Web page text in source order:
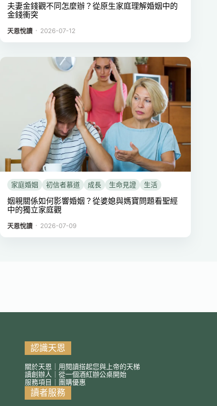
夫妻金錢觀不同怎麼辦？從原生家庭理解婚姻中的
金錢衝突
天恩悅讀 ． 2026-07-12
家庭婚姻 初信者慕道 成長 生命見證 生活
姻親關係如何影響婚姻？從婆媳與媽寶問題看聖經
中的獨立家庭觀
天恩悅讀 ． 2026-07-09
認識天恩
關於天恩｜用閱讀搭起您與上帝的天梯
讀創辦人｜從一個酒紅辦公桌開始
服務項目｜團購優惠
讀者服務